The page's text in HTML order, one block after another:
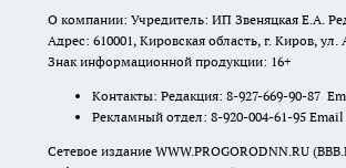
О компании: Учредитель: ИП Звеняцкая Е.А.
Адрес: 610001, Кировская область, г. Киров,
Знак информационной продукции: 16+
Контакты: Редакция: 8-927-669-90-87
Рекламный отдел: 8-920-004-61-95
Сетевое издание WWW.PROGORODNN.RU